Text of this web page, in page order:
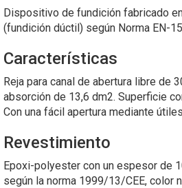
Dispositivo de fundición fabricado
(fundición dúctil) según Norma EN-
Características
Reja para canal de abertura libre de
absorción de 13,6 dm2. Superficie
Con una fácil apertura mediante
Revestimiento
Epoxi-polyester con un espesor de
según la norma 1999/13/CEE, color